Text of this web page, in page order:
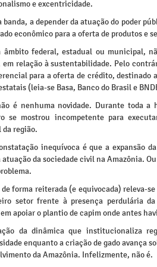
e excentricidade.
banda, a depender da atuação do poder
econômico para a oferta de produtos e
âmbito federal, estadual ou municipal,
em relação à sustentabilidade. Pelo
para a oferta de crédito, destinado
(leia-se Basa, Banco do Brasil e
é nenhuma novidade. Durante toda a
se mostrou incompetente para
região.
inequívoca é que a expansão
atuação da sociedade civil na Amazônia.
de forma reiterada (e equivocada) releva-
setor frente à presença perdulária
apoiar o plantio de capim onde antes
da dinâmica que institucionaliza
enquanto a criação de gado avança
da Amazônia. Infelizmente, não é.